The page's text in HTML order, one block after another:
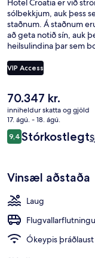
Hotel Croatia er við
sólbekkjum, auk þess
staðnum. Á staðnum
að geta notið sín, auk
heilsulindina þar sem
veitingastöðum, er
morgunverð og
líkamsræktaraðstaða.
verið mjög ánægðir en
eru hjálpsamt starfsfólk
VIP Access
Núverandi
verð
er
70.347 kr.
70.347 kr.
inniheldur skatta og gjöld
17. ágú. - 18. ágú.
Umsagnir
9,49,4 af 10
Stórkostlegt
Vinsæl aðstaða
Laug
Ókeypis